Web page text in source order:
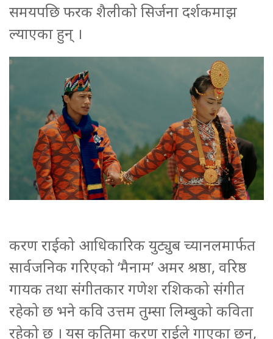
समयपछि फरक शैलीको सिर्जना दर्शकमाझ
ल्याएका हुन् ।
करण राईको आधिकारिक युट्युब च्यानलमार्फत
सार्वजनिक गरिएको ‘मैनाम’ अमर श्रष्ठा, वरिष्ठ
गायक तथा संगीतकार गणेश रशिकको संगीत
रहेको छ भने कवि उत्तम तुम्सा लिम्बुको कविता
रहेको छ । यस कृतिमा करण राईले गाएका छन्,